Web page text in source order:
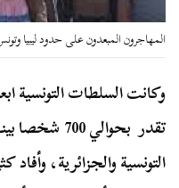
المهاجرون المبعدون على حدود ليبيا
وكانت السلطات
تقدر بحوالي
التونسية والجزائرية،